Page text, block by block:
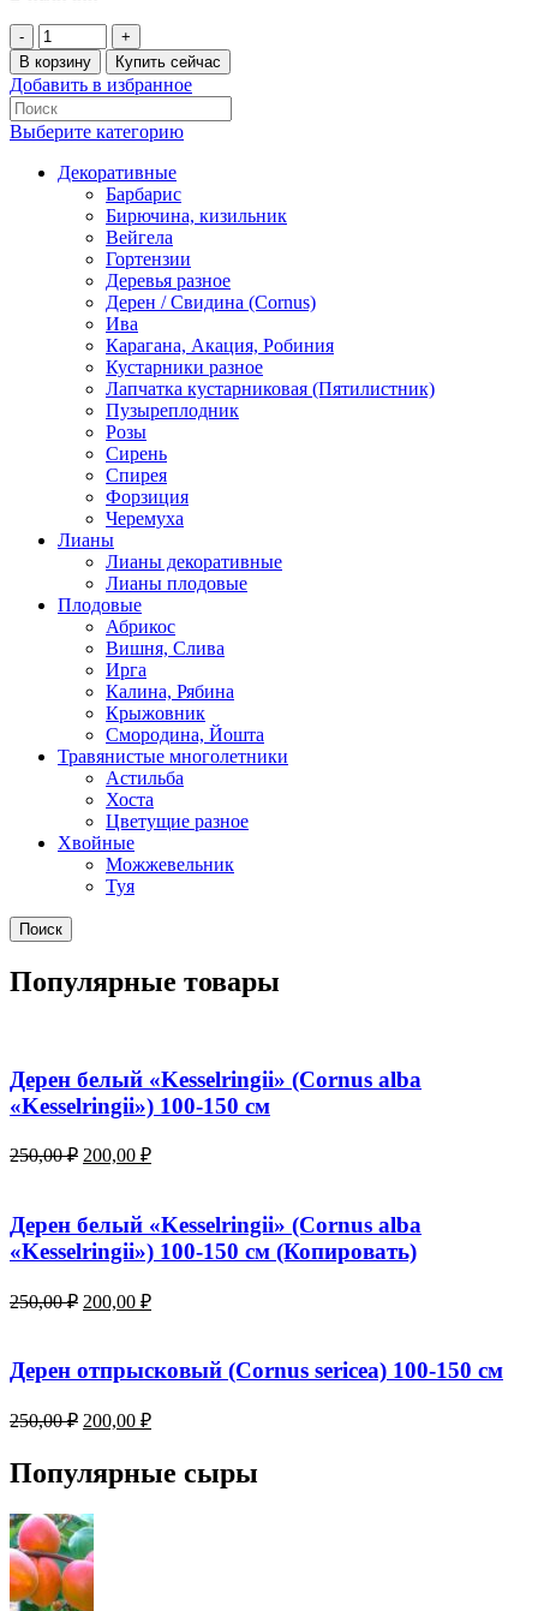
Количество
товара
Пятилистник
кустарниковый
"Голдфингер"
(Pentaphylloides
fruticosa
goldfinger
В корзину Купить сейчас
Добавить в избранное
Выберите категорию
Декоративные
Барбарис
Бирючина, кизильник
Вейгела
Гортензии
Деревья разное
Дерен / Свидина (Cornus)
Ива
Карагана, Акация, Робиния
Кустарники разное
Лапчатка кустарниковая (Пятилистник)
Пузыреплодник
Розы
Сирень
Спирея
Форзиция
Черемуха
Лианы
Лианы декоративные
Лианы плодовые
Плодовые
Абрикос
Вишня, Слива
Ирга
Калина, Рябина
Крыжовник
Смородина, Йошта
Травянистые многолетники
Астильба
Хоста
Цветущие разное
Хвойные
Можжевельник
Туя
Поиск
Популярные товары
Дерен белый «Kesselringii» (Cornus alba
«Kesselringii») 100-150 см
250,00₽ Первоначальная
250,00 ₽.
200,00 ₽Текущая
Дерен белый «Kesselringii» (Cornus alba
«Kesselringii») 100-150 см (Копировать)
250,00₽ Первоначальная
250,00 ₽.
200,00 ₽Текущая
Дерен отпрысковый (Cornus sericea) 100-150 см
250,00₽ Первоначальная
250,00 ₽.
200,00 ₽Текущая
Популярные сыры